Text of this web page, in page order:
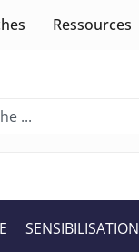
Ressources
SENSIBILISATION